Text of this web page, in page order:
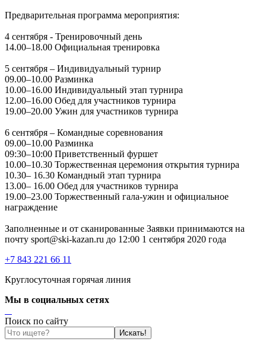
Предварительная программа мероприятия:
4 сентября - Тренировочный день
14.00–18.00 Официальная тренировка
5 сентября – Индивидуальный турнир
09.00–10.00 Разминка
10.00–16.00 Индивидуальный этап турнира
12.00–16.00 Обед для участников турнира
19.00–20.00 Ужин для участников турнира
6 сентября – Командные соревнования
09.00–10.00 Разминка
09:30–10:00 Приветственный фуршет
10.00–10.30 Торжественная церемония открытия турнира
10.30– 16.30 Командный этап турнира
13.00– 16.00 Обед для участников турнира
19.00–23.00 Торжественный гала-ужин и официальное
награждение
Заполненные и от сканированные Заявки принимаются на
почту sport@ski-kazan.ru до 12:00 1 сентября 2020 года
+7 843 221 66 11
Круглосуточная горячая линия
Мы в социальных сетях
Поиск по сайту